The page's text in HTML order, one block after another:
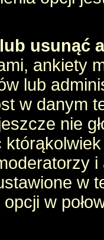
usunąć
ankiety
lub
w danym
nie
w
w